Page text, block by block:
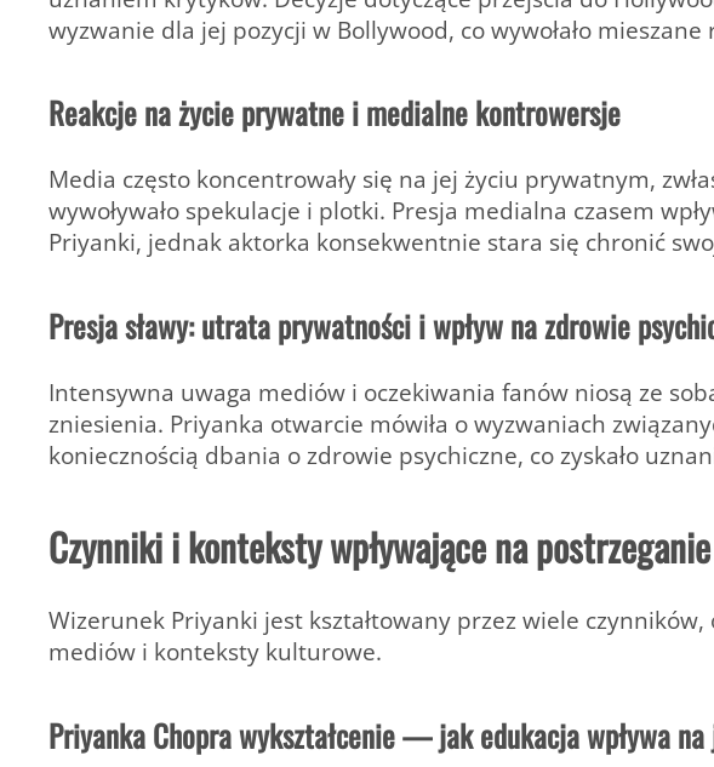
wyzwanie dla jej pozycji w Bollywood, co wywołało
Reakcje na życie prywatne i medialne kontrowersje
Media często koncentrowały się na jej życiu prywatnym,
wywoływało spekulacje i plotki. Presja medialna czasem
Priyanki, jednak aktorka konsekwentnie stara się chronić
Presja sławy: utrata prywatności i wpływ na zdrowie
Intensywna uwaga mediów i oczekiwania fanów niosą ze
zniesienia. Priyanka otwarcie mówiła o wyzwaniach
koniecznością dbania o zdrowie psychiczne, co zyskało
Czynniki i konteksty wpływające na
Wizerunek Priyanki jest kształtowany przez wiele
mediów i konteksty kulturowe.
Priyanka Chopra wykształcenie — jak edukacja wpływa